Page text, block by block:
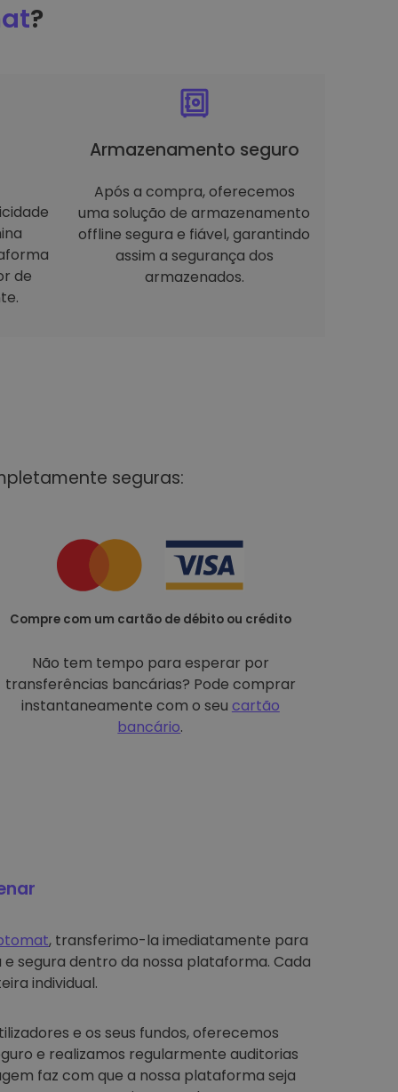
?
de
Armazenamento seguro
Após a compra, oferecemos
uma solução de armazenamento
offline segura e fiável, garantindo
assim a segurança dos
armazenados.
seguras:
Compre com um cartão de débito ou crédito
Não tem tempo para esperar por
transferências bancárias? Pode comprar
instantaneamente com o seu cartão
bancário.
, transferimo-la imediatamente para
segura dentro da nossa plataforma. Cada
individual.
e os seus fundos, oferecemos
e realizamos regularmente auditorias
faz com que a nossa plataforma seja